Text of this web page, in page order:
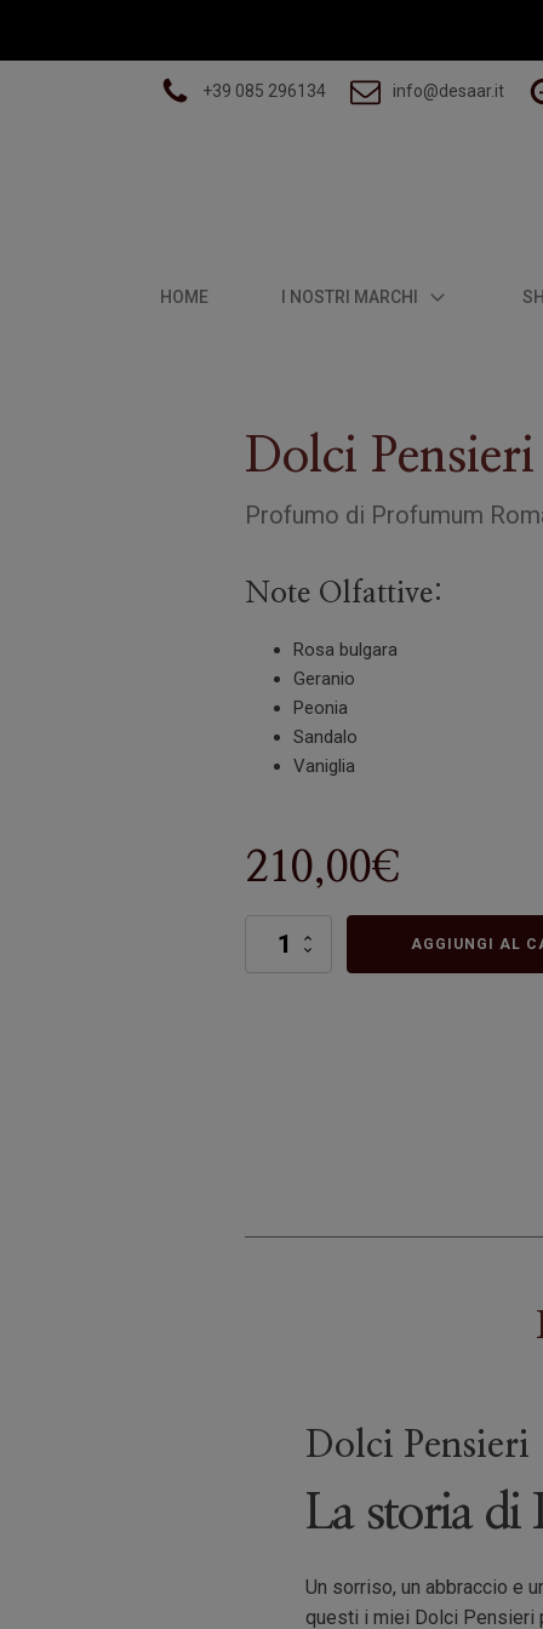
+39 085 296134 info@desaar.it
HOME I NOSTRI MARCHI
Dolci Pensieri
Profumo di Profumum
Note Olfattive:
Rosa bulgara
Geranio
Peonia
Sandalo
Vaniglia
210,00€
AGGIUNGI AL
Dolci Pensieri
La storia di
Un sorriso, un abbraccio e
questi i miei Dolci Pensieri